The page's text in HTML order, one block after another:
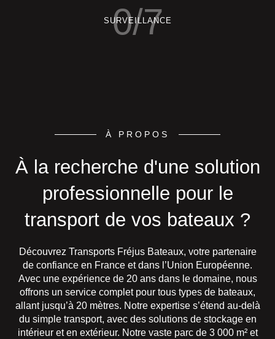
0/7
SURVEILLANCE
À PROPOS
À la recherche d'une solution
professionnelle pour le
transport de vos bateaux ?
Découvrez Transports Fréjus Bateaux, votre partenaire
de confiance en France et dans l’Union Européenne.
Avec une expérience de 20 ans dans le domaine, nous
offrons un service complet pour tous types de bateaux,
allant jusqu’à 20 mètres. Notre expertise s’étend au-delà
du simple transport, avec des solutions de stockage en
intérieur et en extérieur. Notre vaste parc de 3 000 m²et